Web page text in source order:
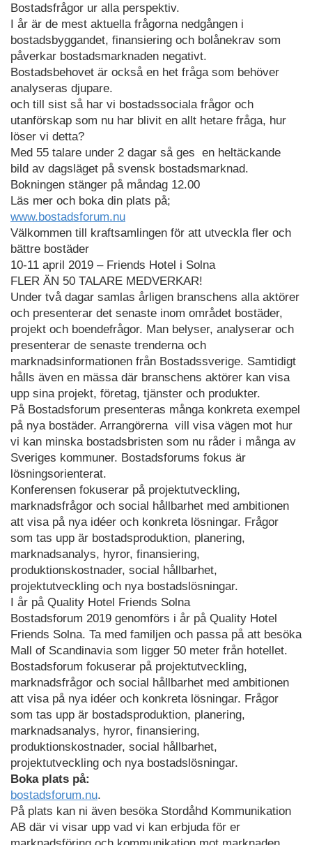
Bostadsfrågor ur alla perspektiv.
I år är de mest aktuella frågorna nedgången i
bostadsbyggandet, finansiering och bolånekrav som
påverkar bostadsmarknaden negativt.
Bostadsbehovet är också en het fråga som behöver
analyseras djupare.
och till sist så har vi bostadssociala frågor och
utanförskap som nu har blivit en allt hetare fråga, hur
löser vi detta?
Med 55 talare under 2 dagar så ges en heltäckande
bild av dagsläget på svensk bostadsmarknad.
Bokningen stänger på måndag 12.00
Läs mer och boka din plats på;
www.bostadsforum.nu
Välkommen till kraftsamlingen för att utveckla fler och
bättre bostäder
10-11 april 2019 – Friends Hotel i Solna
FLER ÄN 50 TALARE MEDVERKAR!
Under två dagar samlas årligen branschens alla aktörer
och presenterar det senaste inom området bostäder,
projekt och boendefrågor. Man belyser, analyserar och
presenterar de senaste trenderna och
marknadsinformationen från Bostadssverige. Samtidigt
hålls även en mässa där branschens aktörer kan visa
upp sina projekt, företag, tjänster och produkter.
På Bostadsforum presenteras många konkreta exempel
på nya bostäder. Arrangörerna vill visa vägen mot hur
vi kan minska bostadsbristen som nu råder i många av
Sveriges kommuner. Bostadsforums fokus är
lösningsorienterat.
Konferensen fokuserar på projektutveckling,
marknadsfrågor och social hållbarhet med ambitionen
att visa på nya idéer och konkreta lösningar. Frågor
som tas upp är bostadsproduktion, planering,
marknadsanalys, hyror, finansiering,
produktionskostnader, social hållbarhet,
projektutveckling och nya bostadslösningar.
I år på Quality Hotel Friends Solna
Bostadsforum 2019 genomförs i år på Quality Hotel
Friends Solna. Ta med familjen och passa på att besöka
Mall of Scandinavia som ligger 50 meter från hotellet.
Bostadsforum fokuserar på projektutveckling,
marknadsfrågor och social hållbarhet med ambitionen
att visa på nya idéer och konkreta lösningar. Frågor
som tas upp är bostadsproduktion, planering,
marknadsanalys, hyror, finansiering,
produktionskostnader, social hållbarhet,
projektutveckling och nya bostadslösningar.
Boka plats på:
bostadsforum.nu.
På plats kan ni även besöka Stordåhd Kommunikation
AB där vi visar upp vad vi kan erbjuda för er